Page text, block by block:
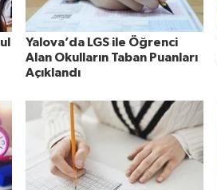
Yalova’da LGS ile Öğrenci
Alan Okulların Taban Puanları
Açıklandı